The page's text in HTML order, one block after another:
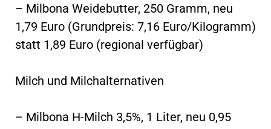
– Milbona Weidebutter, 250 Gramm, neu
1,79 Euro (Grundpreis: 7,16 Euro/Kilogramm)
statt 1,89 Euro (regional verfügbar)
Milch und Milchalternativen
– Milbona H-Milch 3,5%, 1 Liter, neu 0,95